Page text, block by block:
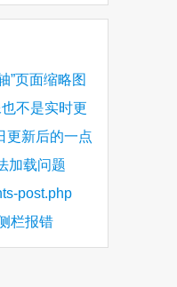
”页面缩略图
不是实时更
更新后的一点
加载问题
post.php
栏报错